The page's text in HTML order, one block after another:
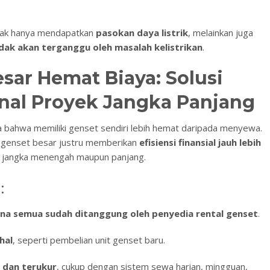
hanya mendapatkan pasokan daya listrik, melainkan juga
akan terganggu oleh masalah kelistrikan.
Hemat Biaya: Solusi
Proyek Jangka Panjang
memiliki genset sendiri lebih hemat daripada menyewa.
besar justru memberikan efisiensi finansial jauh lebih
menengah maupun panjang.
semua sudah ditanggung oleh penyedia rental genset.
, seperti pembelian unit genset baru.
terukur, cukup dengan sistem sewa harian, mingguan,